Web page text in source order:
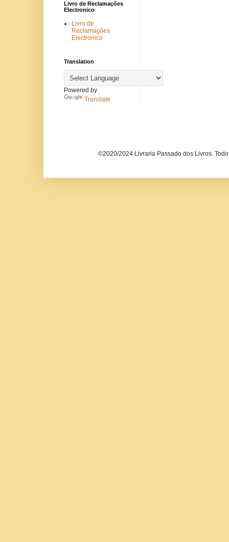
Livro de Reclamações
Electronico
Livro de
Reclamações
Electronico
Translation
Powered by
Translate
©2020/2024 Livraria Passado dos Livros.